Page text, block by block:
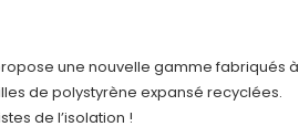
une nouvelle gamme fabriqués à
de polystyrène expansé recyclées.
de l’isolation !